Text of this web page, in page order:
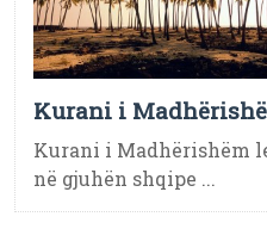
Kurani i
Kurani i
në gjuhën shqipe ...